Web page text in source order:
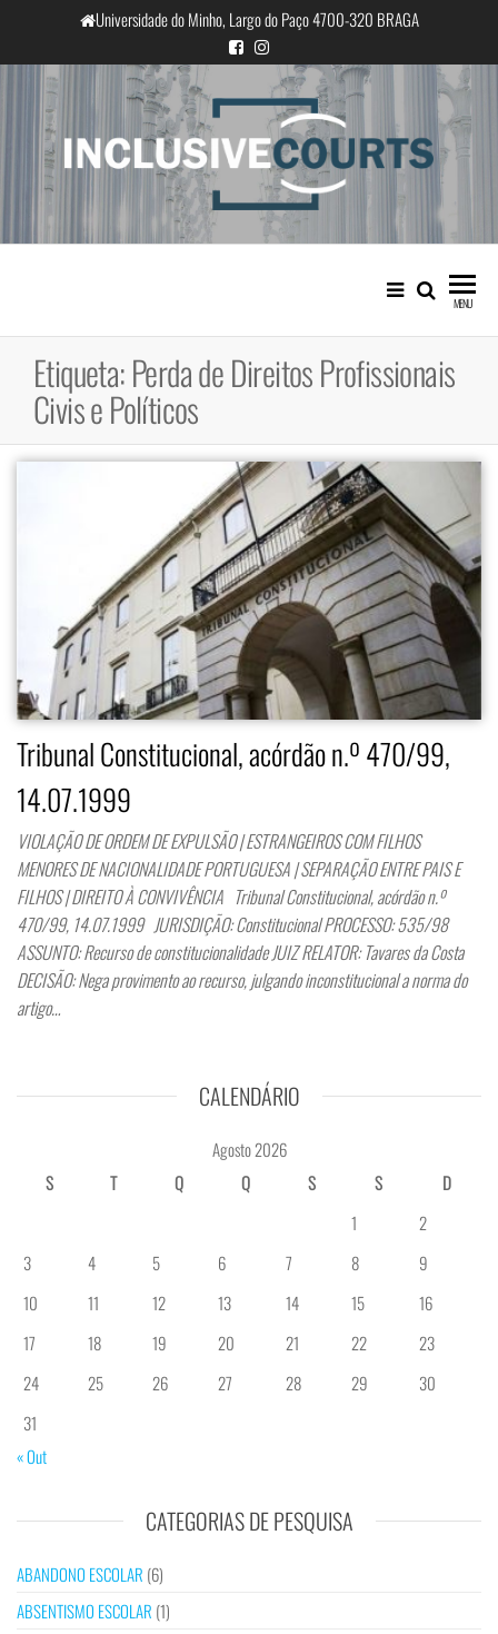
o
conteúdo
Universidade do Minho, Largo do Paço 4700-320 BRAGA
InclusiveCourts
Igualdade e diferença cultural na
prática judicial portuguesa
MENU
Etiqueta:Perda de Direitos Profissionais
Civis e Políticos
Tribunal Constitucional, acórdão n.º 470/99,
14.07.1999
VIOLAÇÃO DE ORDEM DE EXPULSÃO | ESTRANGEIROS COM FILHOS
MENORES DE NACIONALIDADE PORTUGUESA | SEPARAÇÃO ENTRE PAIS E
FILHOS | DIREITO À CONVIVÊNCIA Tribunal Constitucional, acórdão n.º
470/99, 14.07.1999 JURISDIÇÃO: Constitucional PROCESSO: 535/98
ASSUNTO: Recurso de constitucionalidade JUIZ RELATOR: Tavares da Costa
DECISÃO: Nega provimento ao recurso, julgando inconstitucional a norma do
artigo…
CALENDÁRIO
Agosto 2026
S
T Q Q S S
D
1
2
3
4 5 6 7 8
9
10
11 12 13 14 15
16
17
18 19 20 21 22
23
24
25 26 27 28 29
30
31
« Out
CATEGORIAS DE PESQUISA
ABANDONO ESCOLAR (6)
ABSENTISMO ESCOLAR (1)